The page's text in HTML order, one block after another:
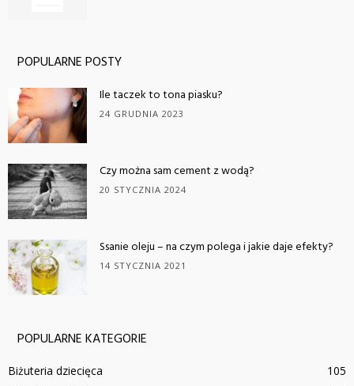
POPULARNE POSTY
Ile taczek to tona piasku?
24 GRUDNIA 2023
Czy można sam cement z wodą?
20 STYCZNIA 2024
Ssanie oleju – na czym polega i jakie daje efekty?
14 STYCZNIA 2021
POPULARNE KATEGORIE
Biżuteria dziecięca
105